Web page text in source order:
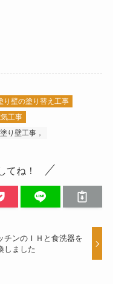
り壁の塗り替え工事
工事
り壁工事，
てね！
チンのＩＨと食洗器を
しました